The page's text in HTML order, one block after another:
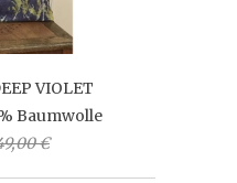
VIOLET
Baumwolle
€